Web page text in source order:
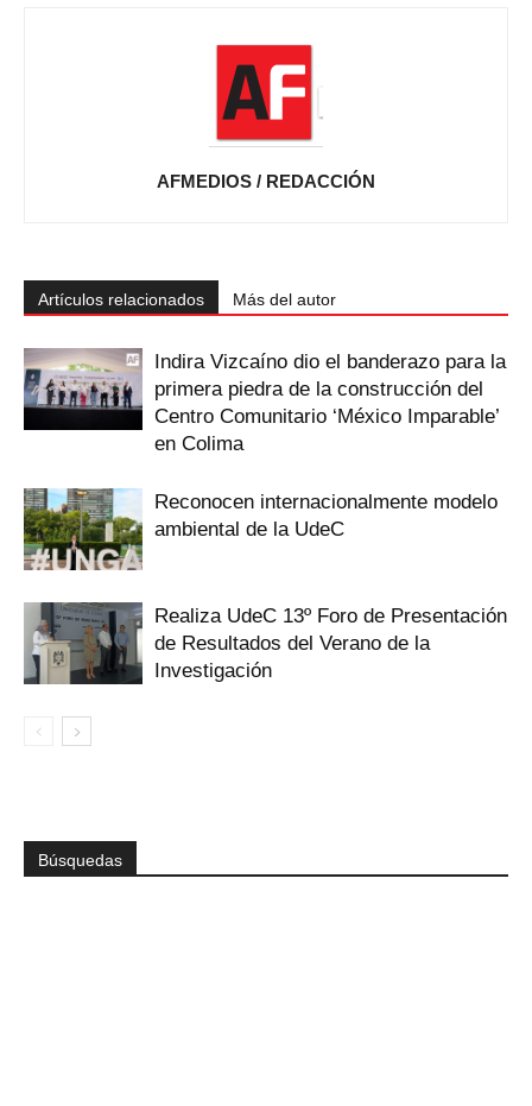
AFMEDIOS / REDACCIÓN
Artículos relacionados Más del autor
Indira Vizcaíno dio el banderazo para la
primera piedra de la construcción del
Centro Comunitario ‘México Imparable’
en Colima
Reconocen internacionalmente modelo
ambiental de la UdeC
Realiza UdeC 13º Foro de Presentación
de Resultados del Verano de la
Investigación
Búsquedas